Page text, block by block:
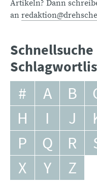
Artikeln? Dann
an
# A B
H
I J
P
Q R
X
Y Z